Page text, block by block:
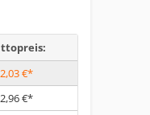
€*
€*